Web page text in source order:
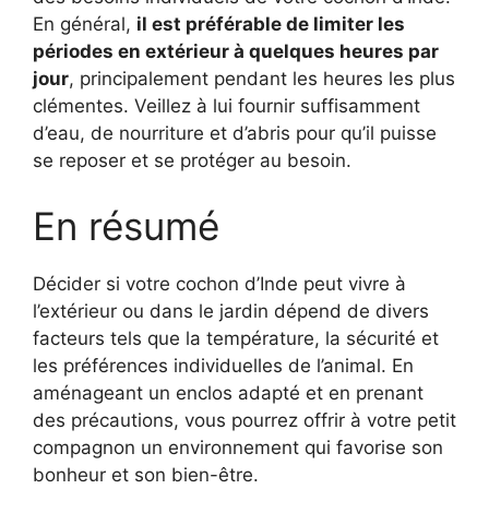
En général, il est préférable de limiter les
périodes en extérieur à quelques heures par
jour, principalement pendant les heures les plus
clémentes. Veillez à lui fournir suffisamment
d’eau, de nourriture et d’abris pour qu’il puisse
se reposer et se protéger au besoin.
En résumé
Décider si votre cochon d’Inde peut vivre à
l’extérieur ou dans le jardin dépend de divers
facteurs tels que la température, la sécurité et
les préférences individuelles de l’animal. En
aménageant un enclos adapté et en prenant
des précautions, vous pourrez offrir à votre petit
compagnon un environnement qui favorise son
bonheur et son bien-être.